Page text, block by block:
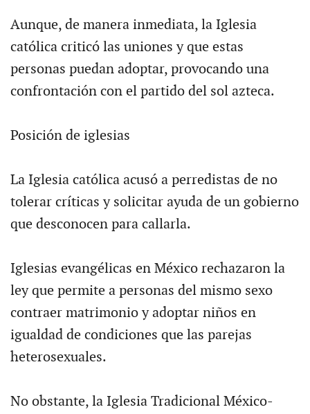
Aunque, de manera inmediata, la Iglesia
católica criticó las uniones y que estas
personas puedan adoptar, provocando una
confrontación con el partido del sol azteca.
Posición de iglesias
La Iglesia católica acusó a perredistas de no
tolerar críticas y solicitar ayuda de un gobierno
que desconocen para callarla.
Iglesias evangélicas en México rechazaron la
ley que permite a personas del mismo sexo
contraer matrimonio y adoptar niños en
igualdad de condiciones que las parejas
heterosexuales.
No obstante, la Iglesia Tradicional México-